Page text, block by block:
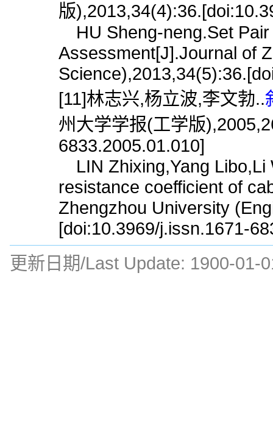
版
HU Sheng-neng.Set Pair
Assessment[J].Journal of
[11]林志兴,杨立波,李文勃..
州大学学报(工学版
6833.2005.01.010]
LIN Zhixing,Yang Libo,Li
resistance coefficient of
Zhengzhou University
[doi:10.3969/j.issn.1671-
更新日期/Last Update: 1900-01-